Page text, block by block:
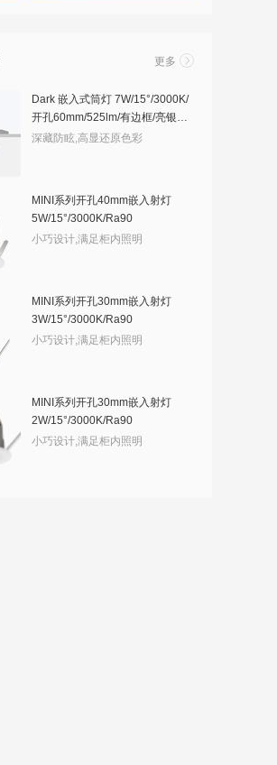
更多
Dark 嵌入式筒灯 7W/15°/3000K/
开孔60mm/525lm/有边框/亮银敞
口
深藏防眩,高显还原色彩
MINI系列开孔40mm嵌入射灯
5W/15°/3000K/Ra90
小巧设计,满足柜内照明
MINI系列开孔30mm嵌入射灯
3W/15°/3000K/Ra90
小巧设计,满足柜内照明
MINI系列开孔30mm嵌入射灯
2W/15°/3000K/Ra90
小巧设计,满足柜内照明